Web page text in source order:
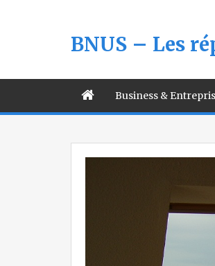
BNUS – Les
Business &